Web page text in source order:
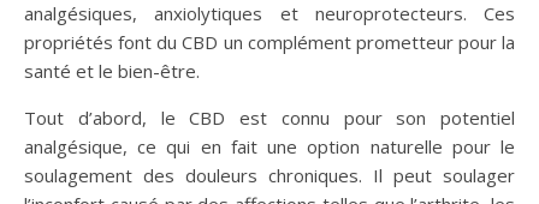
analgésiques, anxiolytiques et neuroprotecteurs. Ces
propriétés font du CBD un complément prometteur pour la
santé et le bien-être.
Tout d’abord, le CBD est connu pour son potentiel
analgésique, ce qui en fait une option naturelle pour le
soulagement des douleurs chroniques. Il peut soulager